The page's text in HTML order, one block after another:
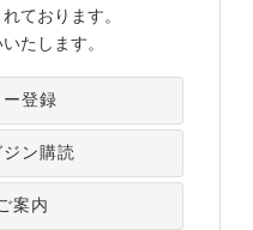
ております。
たします。
登録
ジン購読
案内